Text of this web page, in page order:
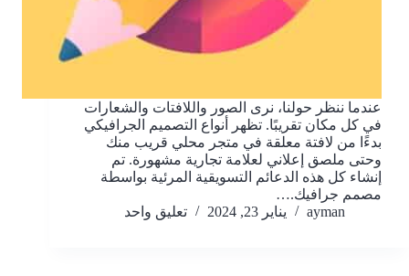
عندما ننظر حولنا، نرى الصور واللافتات والشعارات
في كل مكان تقريبًا. تظهر أنواع التصميم الجرافيكي
بدءًا من لافتة معلقة في متجر محلي قريب منك
وحتى ملصق إعلاني لعلامة تجارية مشهورة. تم
إنشاء كل هذه الدعائم التسويقية المرئية بواسطة
مصمم جرافيك.…
ayman
يناير 23, 2024 تعليق واحد